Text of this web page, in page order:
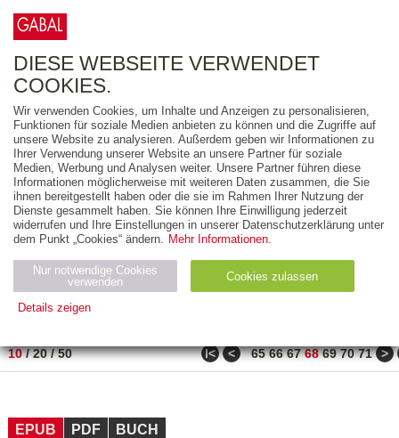
FREITEXT
AUSGABEART
AUS DER REIHE
ZUM THEMA
Neuerscheinung
Bestseller
PREIS
10/20/50 ǀ< < 65 66 67 68 69 70 71 >
EPUB PDF BUCH
DIESE WEBSEITE VERWENDET
COOKIES.
Wir verwenden Cookies, um Inhalte und Anzeigen zu personalisieren,
Funktionen für soziale Medien anbieten zu können und die Zugriffe auf
unsere Website zu analysieren. Außerdem geben wir Informationen zu
Ihrer Verwendung unserer Website an unsere Partner für soziale
Medien, Werbung und Analysen weiter. Unsere Partner führen diese
Informationen möglicherweise mit weiteren Daten zusammen, die Sie
ihnen bereitgestellt haben oder die sie im Rahmen Ihrer Nutzung der
Dienste gesammelt haben. Sie können Ihre Einwilligung jederzeit
widerrufen und Ihre Einstellungen in unserer Datenschutzerklärung unter
dem Punkt „Cookies“ ändern. Mehr Informationen.
Nur notwendige Cookies
verwenden
Cookies zulassen
Details zeigen
Name Zweck
ESSION
_ID
verlag.
de
Session verwendet